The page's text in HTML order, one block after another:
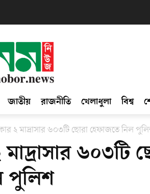
জাতীয় রাজনীতি খেলাধুলা বিশ্ব
২ মাদ্রাসার ৬০৩টি ছোরা হেফাজতে নিল
৬০৩টি
পুলিশ